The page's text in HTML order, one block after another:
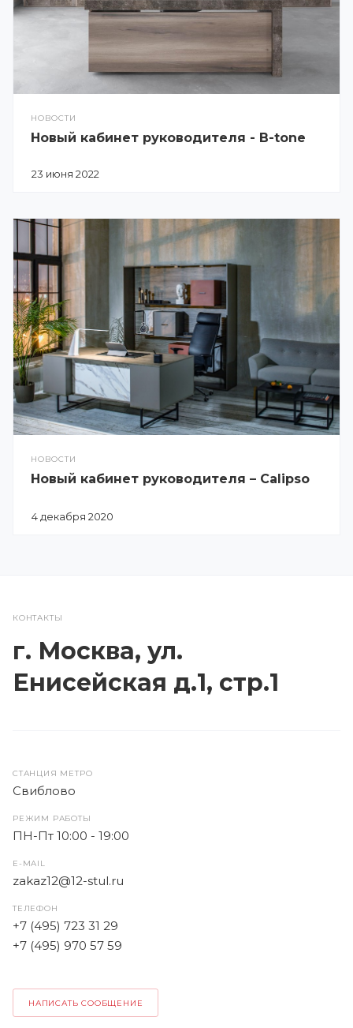
НОВОСТИ
Новый кабинет руководителя - B-tone
23 июня 2022
НОВОСТИ
Новый кабинет руководителя – Calipso
4 декабря 2020
КОНТАКТЫ
г. Москва, ул.
Енисейская д.1, стр.1
СТАНЦИЯ МЕТРО
Свиблово
РЕЖИМ РАБОТЫ
ПН-Пт 10:00 - 19:00
E-MAIL
zakaz12@12-stul.ru
ТЕЛЕФОН
+7 (495) 723 31 29
+7 (495) 970 57 59
НАПИСАТЬ СООБЩЕНИЕ